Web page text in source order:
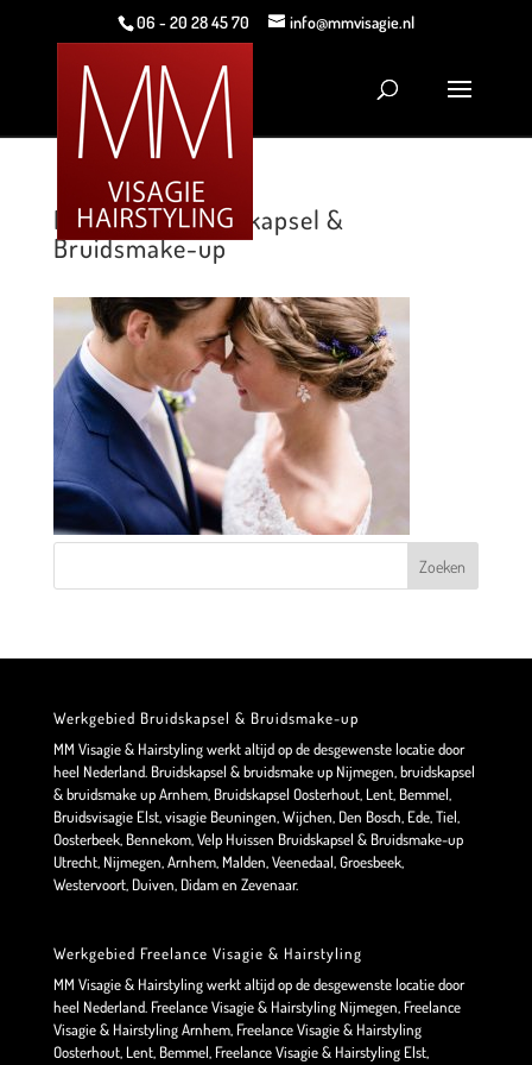
06 - 20 28 45 70 info@mmvisagie.nl
MMVisagie Bruidskapsel &
Bruidsmake-up
Werkgebied Bruidskapsel & Bruidsmake-up
MM Visagie & Hairstyling werkt altijd op de desgewenste locatie door
heel Nederland. Bruidskapsel & bruidsmake up Nijmegen, bruidskapsel
& bruidsmake up Arnhem, Bruidskapsel Oosterhout, Lent, Bemmel,
Bruidsvisagie Elst, visagie Beuningen, Wijchen, Den Bosch, Ede, Tiel,
Oosterbeek, Bennekom, Velp Huissen Bruidskapsel & Bruidsmake-up
Utrecht, Nijmegen, Arnhem, Malden, Veenedaal, Groesbeek,
Westervoort, Duiven, Didam en Zevenaar.
Werkgebied Freelance Visagie & Hairstyling
MM Visagie & Hairstyling werkt altijd op de desgewenste locatie door
heel Nederland. Freelance Visagie & Hairstyling Nijmegen, Freelance
Visagie & Hairstyling Arnhem, Freelance Visagie & Hairstyling
Oosterhout, Lent, Bemmel, Freelance Visagie & Hairstyling Elst,